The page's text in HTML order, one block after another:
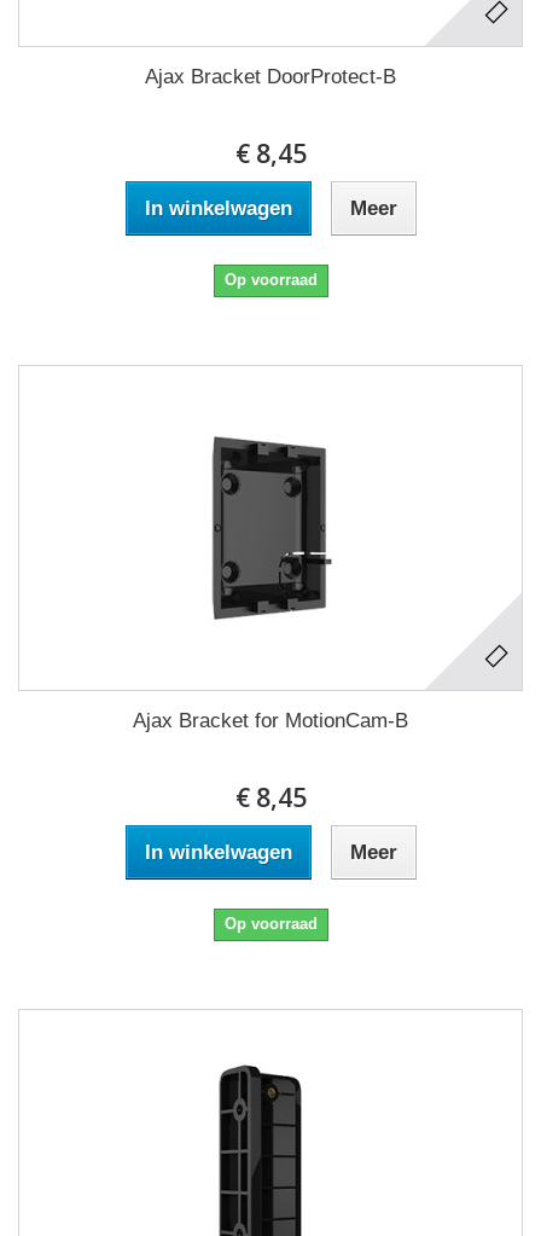
Ajax Bracket DoorProtect-B
€ 8,45
In winkelwagen Meer
Op voorraad
Ajax Bracket for MotionCam-B
€ 8,45
In winkelwagen Meer
Op voorraad